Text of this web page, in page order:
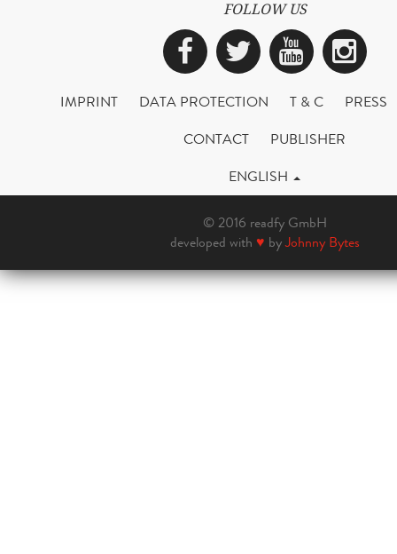
FOLLOW US
Facebook
Twitter
IMPRINT DATA PROTECTION T & C
PRESS
CONTACT
PUBLISHER
ENGLISH
© 2016 readfy GmbH
developed with ♥ byJohnny Bytes